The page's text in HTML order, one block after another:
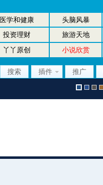
医学和健康 头脑风暴
投资理财 旅游天地
丫丫原创 小说欣赏
搜索 插件 推广
认l r r